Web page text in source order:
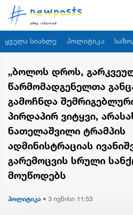
ყველა სიახლე პოლიტიკა
„ბოლოს დროს,
წარმომადგენელთა
გამოჩნდა
პირდაპირ ვიტყვი,
ნათელაშვილი ტრამპის
ადმინისტრაციას
გარემოცვის სრული
მოუწოდებს
პოლიტიკა • 3 ივნისი 11:53